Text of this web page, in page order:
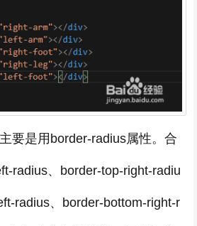
要是用border-radius属性。合
radius、border-top-right-radiu
radius、border-bottom-right-r